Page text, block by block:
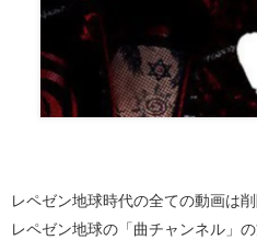
レペゼン地球時代の全ての動画は
レペゼン地球の「曲チャンネル」